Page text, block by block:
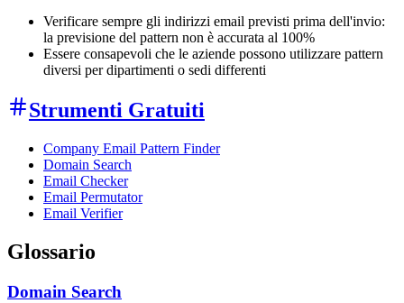
Verificare sempre gli indirizzi email previsti prima dell'invio:
la previsione del pattern non è accurata al 100%
Essere consapevoli che le aziende possono utilizzare pattern
diversi per dipartimenti o sedi differenti
Strumenti Gratuiti
Company Email Pattern Finder
Domain Search
Email Checker
Email Permutator
Email Verifier
Glossario
Domain Search